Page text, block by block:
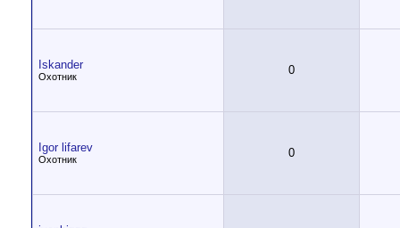
Iskander
Охотник 0
Igor lifarev
Охотник 0